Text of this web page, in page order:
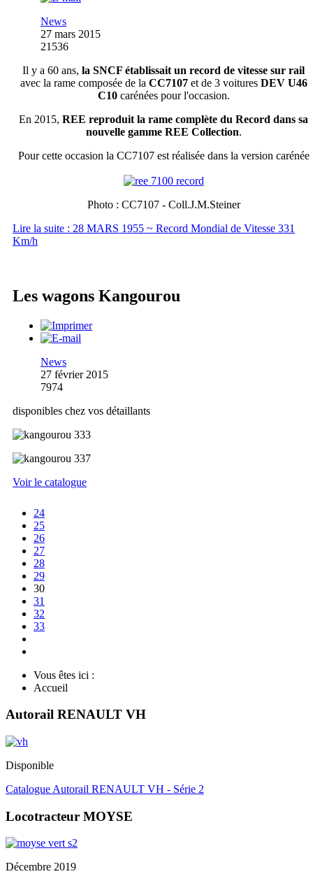
News
27 mars 2015
21536
Il y a 60 ans, la SNCF établissait un record de vitesse sur rail
avec la rame composée de la CC7107et de 3 voitures DEV U46
C10carénées pour l'occasion.
En 2015, REE reproduit la rame complète du Record dans sa
nouvelle gamme REE Collection.
Pour cette occasion la CC7107 est réalisée dans la version carénée
Photo : CC7107 - Coll.J.M.Steiner
Lire la suite : 28 MARS 1955 ~ Record Mondial de Vitesse 331
Km/h
Les wagons Kangourou
News
27 février 2015
7974
disponibles chez vos détaillants
Voir le catalogue
24
25
26
27
28
29
30
31
32
33
Vous êtes ici :
Accueil
Autorail RENAULT VH
Disponible
Catalogue Autorail RENAULT VH - Série 2
Locotracteur MOYSE
Décembre 2019